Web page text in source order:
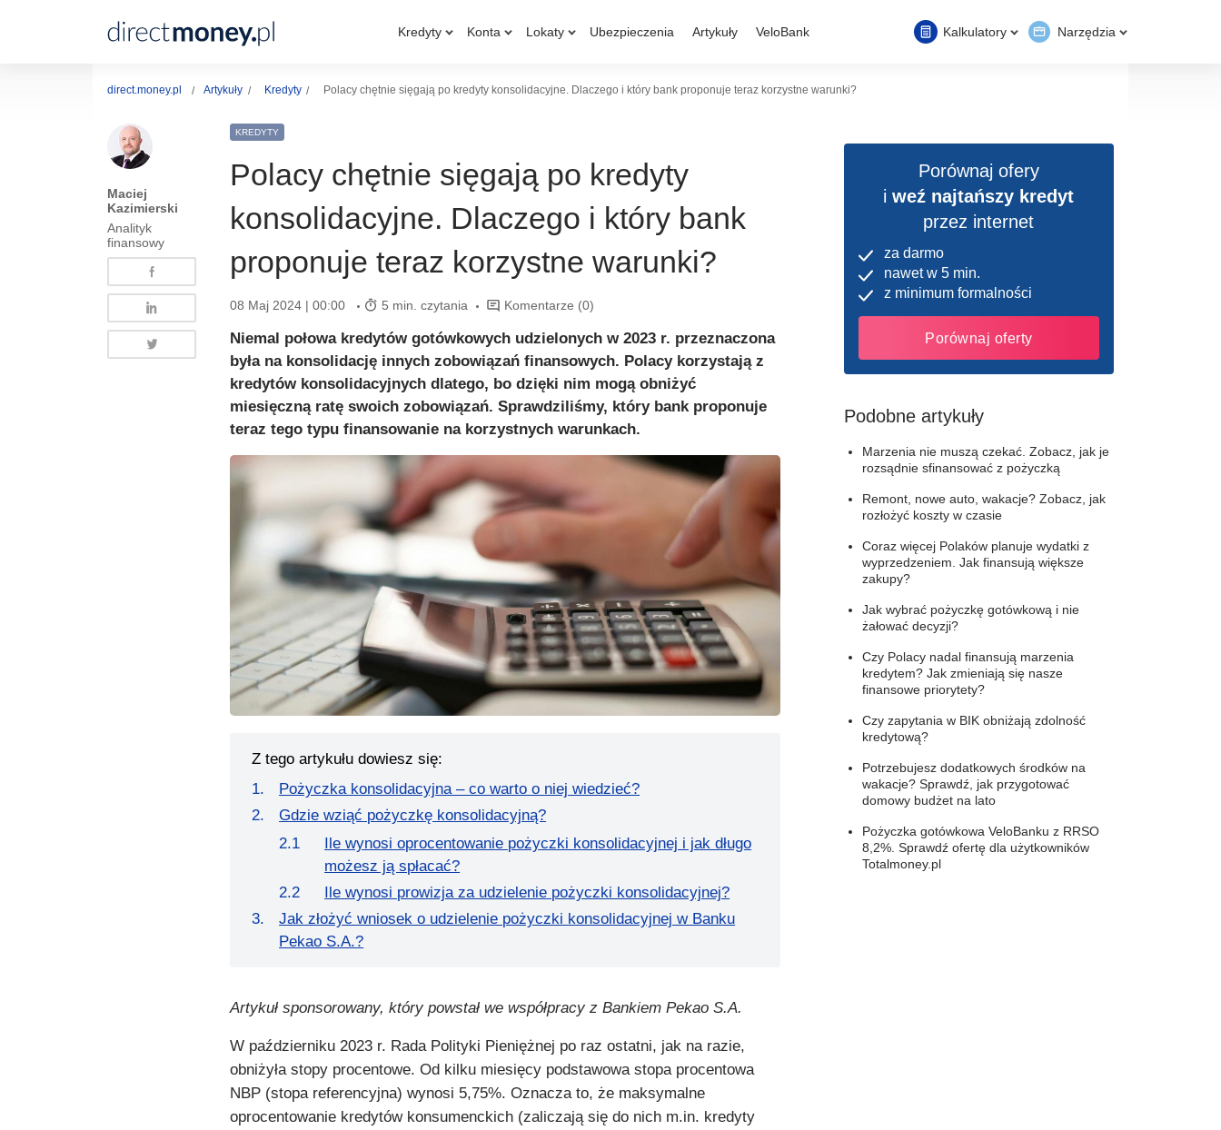
Kredyty Konta Lokaty Ubezpieczenia Artykuły VeloBank Kalkulatory Narzędzia
direct.money.pl Artykuły Kredyty Polacy chętnie sięgają po kredyty konsolidacyjne. Dlaczego i który bank proponuje teraz korzystne warunki?
Maciej
Kazimierski
Analityk
finansowy
KREDYTY
Polacy chętnie sięgają po kredyty
konsolidacyjne. Dlaczego i który bank
proponuje teraz korzystne warunki?
08 Maj 2024 | 00:00 5 min. czytania Komentarze (0)
Niemal połowa kredytów gotówkowych udzielonych w 2023 r. przeznaczona
była na konsolidację innych zobowiązań finansowych. Polacy korzystają z
kredytów konsolidacyjnych dlatego, bo dzięki nim mogą obniżyć
miesięczną ratę swoich zobowiązań. Sprawdziliśmy, który bank proponuje
teraz tego typu finansowanie na korzystnych warunkach.
Z tego artykułu dowiesz się:
Pożyczka konsolidacyjna – co warto o niej wiedzieć?
Gdzie wziąć pożyczkę konsolidacyjną?
Ile wynosi oprocentowanie pożyczki konsolidacyjnej i jak długo
możesz ją spłacać?
Ile wynosi prowizja za udzielenie pożyczki konsolidacyjnej?
Jak złożyć wniosek o udzielenie pożyczki konsolidacyjnej w Banku
Pekao S.A.?
Artykuł sponsorowany, który powstał we współpracy z Bankiem Pekao S.A.
W październiku 2023 r. Rada Polityki Pieniężnej po raz ostatni, jak na razie,
obniżyła stopy procentowe. Od kilku miesięcy podstawowa stopa procentowa
NBP (stopa referencyjna) wynosi 5,75%. Oznacza to, że maksymalne
oprocentowanie kredytów konsumenckich (zaliczają się do nich m.in. kredyty
Porównaj ofery
iweź najtańszy kredyt
przez internet
za darmo
nawet w 5 min.
z minimum formalności
Porównaj oferty
Podobne artykuły
Marzenia nie muszą czekać. Zobacz, jak je
rozsądnie sfinansować z pożyczką
Remont, nowe auto, wakacje? Zobacz, jak
rozłożyć koszty w czasie
Coraz więcej Polaków planuje wydatki z
wyprzedzeniem. Jak finansują większe
zakupy?
Jak wybrać pożyczkę gotówkową i nie
żałować decyzji?
Czy Polacy nadal finansują marzenia
kredytem? Jak zmieniają się nasze
finansowe priorytety?
Czy zapytania w BIK obniżają zdolność
kredytową?
Potrzebujesz dodatkowych środków na
wakacje? Sprawdź, jak przygotować
domowy budżet na lato
Pożyczka gotówkowa VeloBanku z RRSO
8,2%. Sprawdź ofertę dla użytkowników
Totalmoney.pl